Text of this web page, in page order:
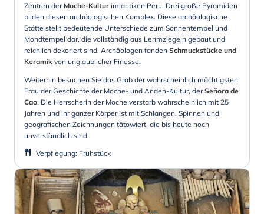
Zentren der Moche-Kultur im antiken Peru. Drei große Pyramiden
bilden diesen archäologischen Komplex. Diese archäologische
Stätte stellt bedeutende Unterschiede zum Sonnentempel und
Mondtempel dar, die vollständig aus Lehmziegeln gebaut und
reichlich dekoriert sind. Archäologen fanden Schmuckstücke und
Keramik von unglaublicher Finesse.
Weiterhin besuchen Sie das Grab der wahrscheinlich mächtigsten
Frau der Geschichte der Moche- und Anden-Kultur, derSeñora de
Cao. Die Herrscherin der Moche verstarb wahrscheinlich mit 25
Jahren und ihr ganzer Körper ist mit Schlangen, Spinnen und
geografischen Zeichnungen tätowiert, die bis heute noch
unverständlich sind.
Verpflegung: Frühstück